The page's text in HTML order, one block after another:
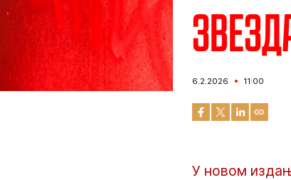
6.2.2026 11:00
У новом